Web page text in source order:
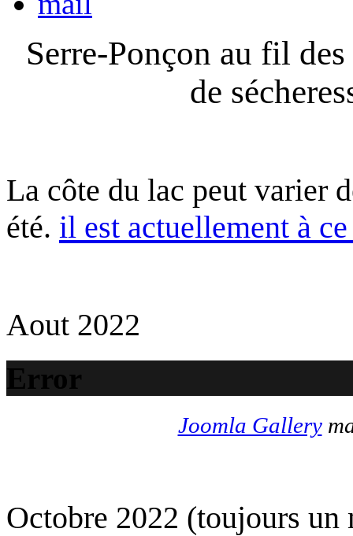
Serre-Ponçon au fil
de
La côte du lac peut varier
été. il est actuellement à
Aout 2022
Error
Joomla Gallery
Octobre 2022 (toujours un